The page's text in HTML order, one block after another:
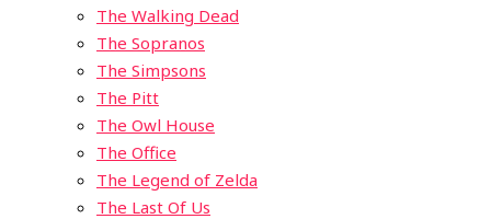
The Walking Dead
The Sopranos
The Simpsons
The Pitt
The Owl House
The Office
The Legend of Zelda
The Last Of Us